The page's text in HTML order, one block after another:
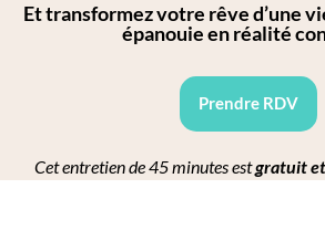
Et transformez votre rêve d’une
épanouie en réalité
Prendre RDV
Cet entretien de 45 minutes estgratuit